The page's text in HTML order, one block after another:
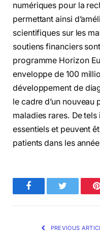
numériques pour la
permettant ainsi
scientifiques sur les
soutiens financiers
programme Horizon
enveloppe de 100
développement de
le cadre d’un nouveau
maladies rares. De
essentiels et peuvent
patients dans les
FacebookTwitter
PREVIOUS